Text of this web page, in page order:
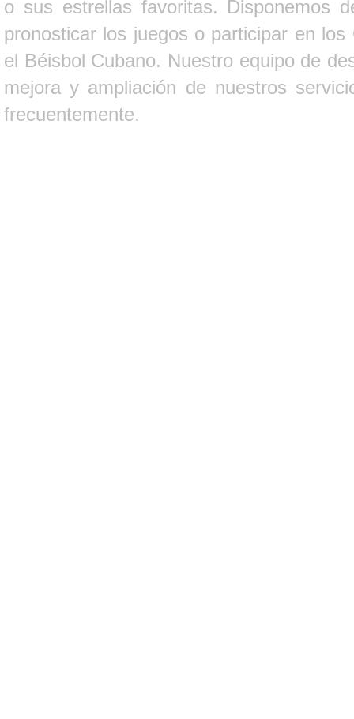
o sus estrellas favoritas. Disponemos
pronosticar los juegos o participar en
el Béisbol Cubano. Nuestro equipo de
mejora y ampliación de nuestros
frecuentemente.